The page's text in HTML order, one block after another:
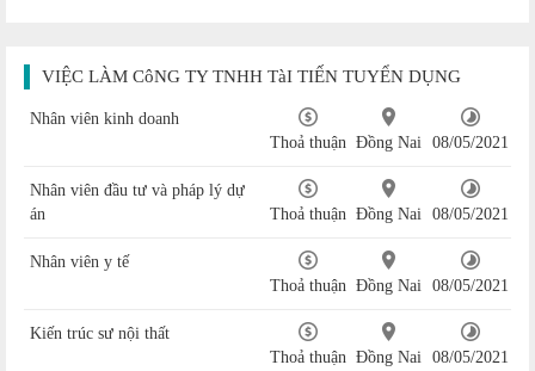
VIỆC LÀM CôNG TY TNHH TàI TIẾN TUYỂN DỤNG
Nhân viên kinh doanh
Thoả thuận Đồng Nai 08/05/2021
Nhân viên đầu tư và pháp lý dự
án
Thoả thuận Đồng Nai 08/05/2021
Nhân viên y tế
Thoả thuận Đồng Nai 08/05/2021
Kiến trúc sư nội thất
Thoả thuận Đồng Nai 08/05/2021